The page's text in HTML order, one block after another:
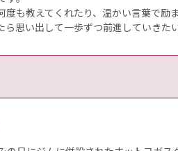
度も教えてくれたり、温かい言葉で
思い出して一歩ずつ前進していきた